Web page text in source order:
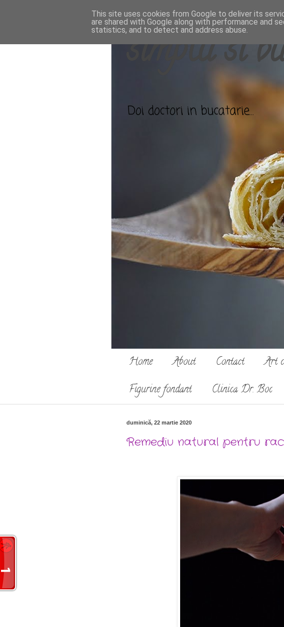
simplu si
Doi doctori in bucatarie...
Home About Contact Art
Figurine fondant
Clinica Dr. Boc
duminică, 22 martie 2020
Remediu natural pentru
This site uses cookies from Google to deliver its
are shared with Google along with performance and
statistics, and to detect and address abuse.